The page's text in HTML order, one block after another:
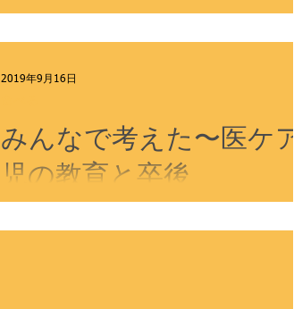
みんなで考えた〜医ケア
児の教育と卒後
2019年9月16日